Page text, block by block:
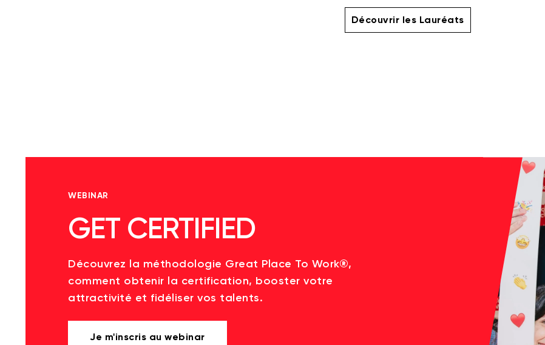
Découvrir les Lauréats
WEBINAR
GET CERTIFIED
Découvrez la méthodologie Great Place To Work®,
comment obtenir la certification, booster votre
attractivité et fidéliser vos talents.
Je m'inscris au webinar